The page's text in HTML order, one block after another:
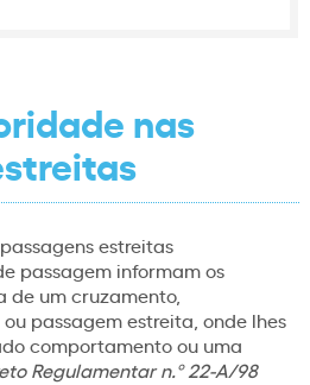
nas
estreitas
passagem informam os
de um cruzamento,
passagem estreita, onde lhes
comportamento ou uma
Regulamentar n.º 22-A/98